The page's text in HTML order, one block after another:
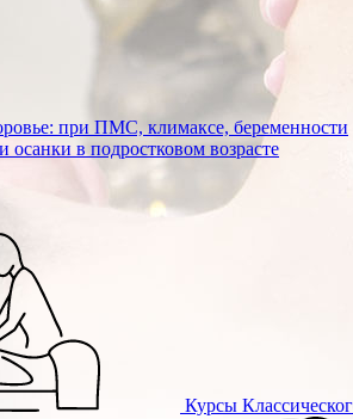
при ПМС, климаксе, беременности
осанки в подростковом возрасте
Курсы